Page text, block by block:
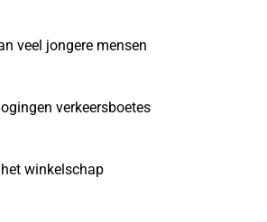
veel jongere mensen
verkeersboetes
winkelschap